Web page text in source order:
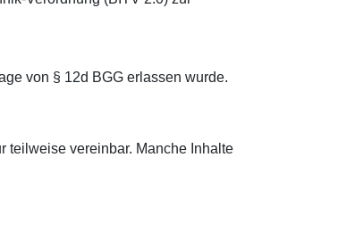
von § 12d BGG erlassen wurde.
teilweise vereinbar. Manche Inhalte